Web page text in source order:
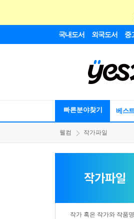
국내도서 외국도서 중
빠른분야찾기 베스
웰컴 작가파일
작가파일
작가 혹은 작가와 작품